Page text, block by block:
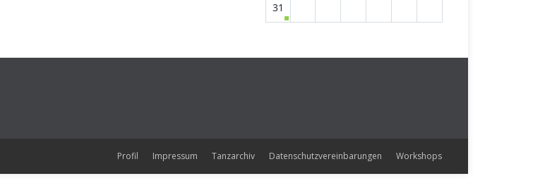
31
Profil Impressum Tanzarchiv Datenschutzvereinbarungen Workshops